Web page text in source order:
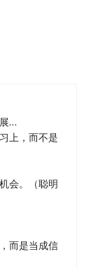
…
上，而不是
会。（聪明
而是当成信